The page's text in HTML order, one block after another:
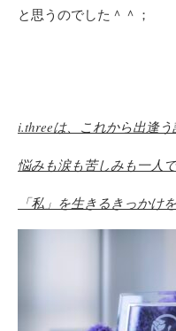
と思うのでした＾＾；
i.threeは、これから出逢
悩みも涙も苦しみも一人
「私」を生きるきっかけ